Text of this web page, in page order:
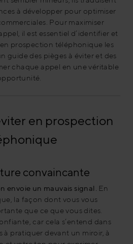
à développer pour optimiser
Pour maximiser
il est essentiel d’identifier et
en prospection téléphonique les
guide des pièges à éviter et des
chaque appel en une véritable
en prospection
convaincante
envoie un mauvais signal.
En
la façon dont vous vous
que ce que vous dites.
car cela s’entend dans
à pratiquer devant un miroir, à